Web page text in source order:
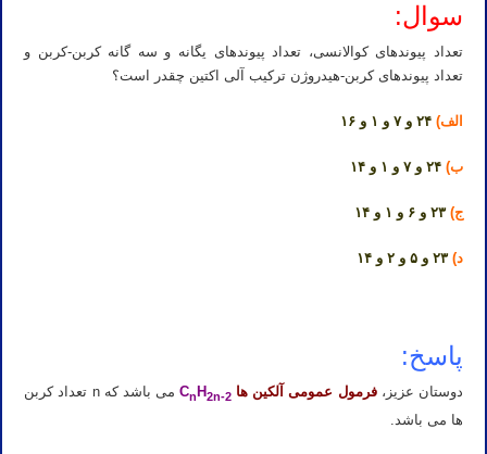
سوال:
تعداد پیوندهای کوالانسی، تعداد پیوندهای یگانه و سه گانه کربن-کربن و
تعداد پیوندهای کربن-هیدروژن ترکیب آلی اکتین چقدر است؟
الف) ۲۴ و ۷ و ۱ و ۱۶
ب) ۲۴ و ۷ و ۱ و ۱۴
ج) ۲۳ و ۶ و ۱ و ۱۴
د) ۲۳ و ۵ و ۲ و ۱۴
پاسخ:
دوستان عزیز،فرمول عمومی آلکین ها nH2n-2
می باشد که n تعداد کربن
ها می باشد.